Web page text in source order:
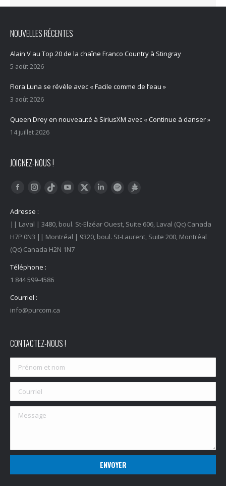
NOUVELLES RÉCENTES
Alain V au Top 20 de la chaîne Franco Country à Stingray
5 août 2026
Flora Luna se révèle avec « Facile comme de l’eau »
3 août 2026
Queen Drey en nouveauté à SiriusXM avec « Continue à danser »
14 juillet 2026
JOIGNEZ-NOUS !
Trouvez nous sur :
FacebookInstagram
Tiktok YouTubeTwitter LinkedInSpotify
Adresse :
|| Laval | 3480, boul. St-Elzéar Ouest, Suite 606, Laval (Qc) Canada
H7P 0N3 || Montréal | 9320, boul. St-Laurent, Suite 200, Montréal
(Qc) Canada H2N 1N7
Téléphone :
1 844 599-4586
Courriel :
info@purcom.ca
CONTACTEZ-NOUS !